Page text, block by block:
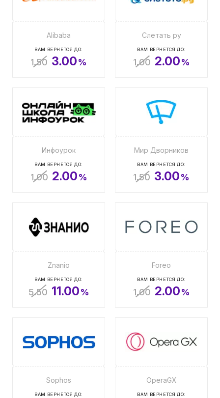
Alibaba
ВАМ ВЕРНЕТСЯ ДО:
1.50 3.00%
Слетать ру
ВАМ ВЕРНЕТСЯ ДО:
1.00 2.00%
Инфоурок
ВАМ ВЕРНЕТСЯ ДО:
1.00 2.00%
Мир Дворников
ВАМ ВЕРНЕТСЯ ДО:
1.50 3.00%
Znanio
ВАМ ВЕРНЕТСЯ ДО:
5.50 11.00%
Foreo
ВАМ ВЕРНЕТСЯ ДО:
1.00 2.00%
Sophos
ВАМ ВЕРНЕТСЯ ДО:
OperaGX
ВАМ ВЕРНЕТСЯ ДО: